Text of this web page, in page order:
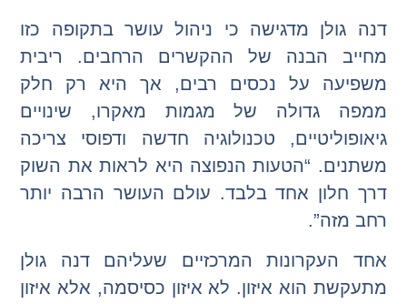
דנה גולן מדגישה כי ניהול עושר בתקופה כזו
מחייב הבנה של ההקשרים הרחבים. ריבית
משפיעה על נכסים רבים, אך היא רק חלק
ממפה גדולה של מגמות מאקרו, שינויים
גיאופוליטיים, טכנולוגיה חדשה ודפוסי צריכה
משתנים. “הטעות הנפוצה היא לראות את השוק
דרך חלון אחד בלבד. עולם העושר הרבה יותר
רחב מזה”.
אחד העקרונות המרכזיים שעליהם דנה גולן
מתעקשת הוא איזון. לא איזון כסיסמה, אלא איזון